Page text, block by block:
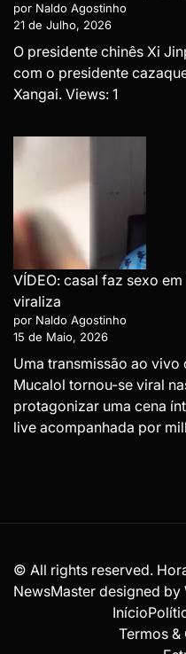
por Naldo Agostinho
21 de Julho, 2026
O presidente chinês Xi
com o presidente
Xangai. Views: 1
VÍDEO: casal faz sexo
viraliza
por Naldo Agostinho
15 de Maio, 2026
Uma transmissão ao
Mucalol tornou-se viral
protagonizar uma cena
live acompanhada por
© All rights reserved.
NewsMaster designed by
Início
Termos